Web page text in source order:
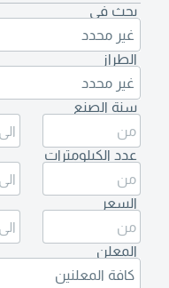
بحث في
غير محدد
الطراز
غير محدد
سنة الصنع
عدد الكيلومترات
السعر
المعلن
كافة المعلنين